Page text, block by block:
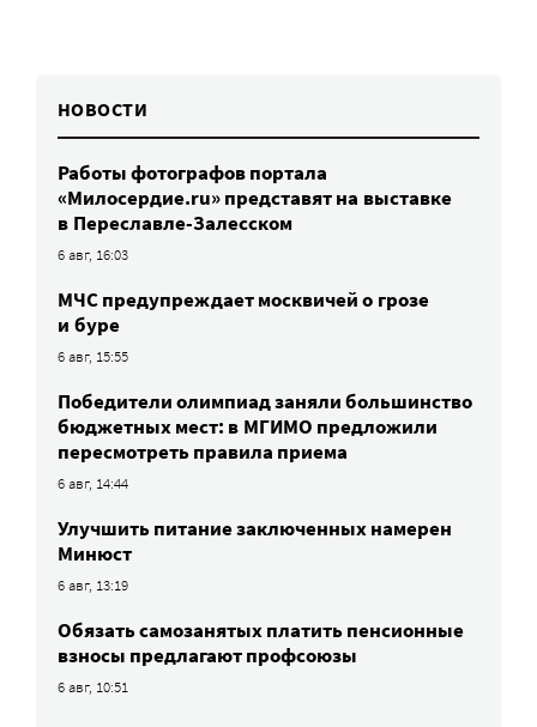
НОВОСТИ
Работы фотографов портала
«Милосердие.ru» представят на выставке
в Переславле-Залесском
6 авг, 16:03
МЧС предупреждает москвичей о грозе
и буре
6 авг, 15:55
Победители олимпиад заняли большинство
бюджетных мест: в МГИМО предложили
пересмотреть правила приема
6 авг, 14:44
Улучшить питание заключенных намерен
Минюст
6 авг, 13:19
Обязать самозанятых платить пенсионные
взносы предлагают профсоюзы
6 авг, 10:51